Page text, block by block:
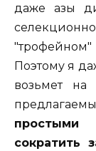
даже азы
"трофейном"
Поэтому я
возьмет на
сократить